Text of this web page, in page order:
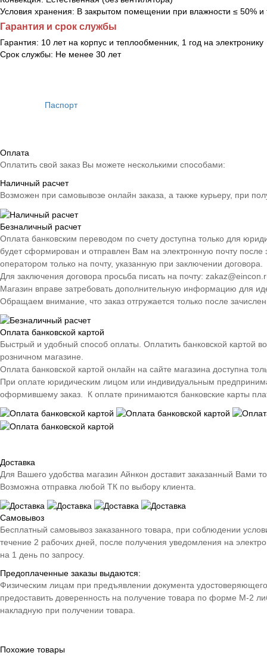
Условия хранения: В закрытом помещении при влажности ≤ 50% и
Гарантия и срок службы
Гарантия: 10 лет на корпус и теплообменник, 1 год на электронику
Срок службы: Не менее 30 лет
Паспорт
Оплата
Оплатить свой заказ Вы можете несколькими способами:
Наличный расчет
Возможен при самовывозе онлайн заказа, а также курьеру, при
Безналичный расчет
Оплата банковским переводом по счету доступна только для
будет сформирован и отправлен Вам на электронную почту
оператором только на почту, указанную при заключении договора.
Для заключения договора просьба писать на почту:
Магазин вправе затребовать дополнительную информацию для
Обращаем внимание, что заказ отгружается только после
Оплата банковской картой
Быстрый и удобный способ оплаты. Оплатить банковской картой
розничном магазине.
Оплата банковской картой онлайн на сайте магазина доступна
При оплате юридическим лицом или индивидуальным
оформившему заказ. К оплате принимаются банковские карты
Доставка
Для Вашего удобства магазин Айнкон доставит заказанный
Возможна отправка любой ТК по выбору клиента.
Самовывоз
Бесплатный самовывоз заказанного товара, при соблюдении
течение 2 рабочих дней, после получения уведомления на
на 1 день по запросу.
Предоплаченные заказы выдаются:
Физическим лицам при предъявлении документа
предоставить доверенность на получение товара по форме М-2
накладную при получении товара.
Похожие товары